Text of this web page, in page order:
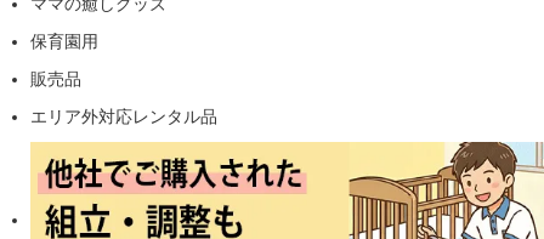
保育園用
販売品
エリア外対応レンタル品